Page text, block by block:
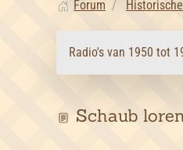
Forum
Radio's van 1950 tot
Schaub